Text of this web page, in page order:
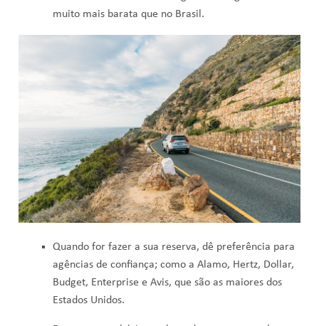
muito mais barata que no Brasil.
Quando for fazer a sua reserva, dê preferência para
agências de confiança; como a Alamo, Hertz, Dollar,
Budget, Enterprise e Avis, que são as maiores dos
Estados Unidos.